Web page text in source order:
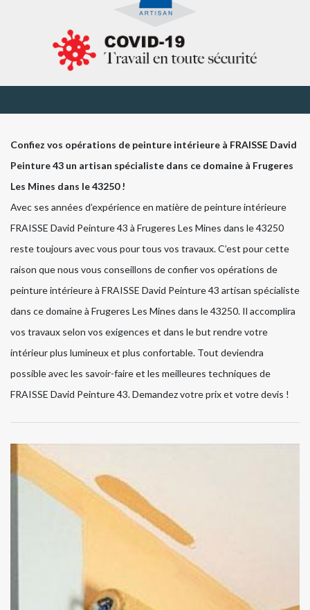
Confiez vos opérations de peinture intérieure à FRAISSE David
Peinture 43 un artisan spécialiste dans ce domaine à Frugeres
Les Mines dans le 43250 !
Avec ses années d’expérience en matière de peinture intérieure
FRAISSE David Peinture 43 à Frugeres Les Mines dans le 43250
reste toujours avec vous pour tous vos travaux. C’est pour cette
raison que nous vous conseillons de confier vos opérations de
peinture intérieure à FRAISSE David Peinture 43 artisan spécialiste
dans ce domaine à Frugeres Les Mines dans le 43250. Il accomplira
vos travaux selon vos exigences et dans le but rendre votre
intérieur plus lumineux et plus confortable. Tout deviendra
possible avec les savoir-faire et les meilleures techniques de
FRAISSE David Peinture 43. Demandez votre prix et votre devis !